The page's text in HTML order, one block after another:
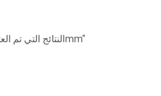
1 النتائج التي تم العثور عليها ل "تقليم الألومنيوم 12mm"